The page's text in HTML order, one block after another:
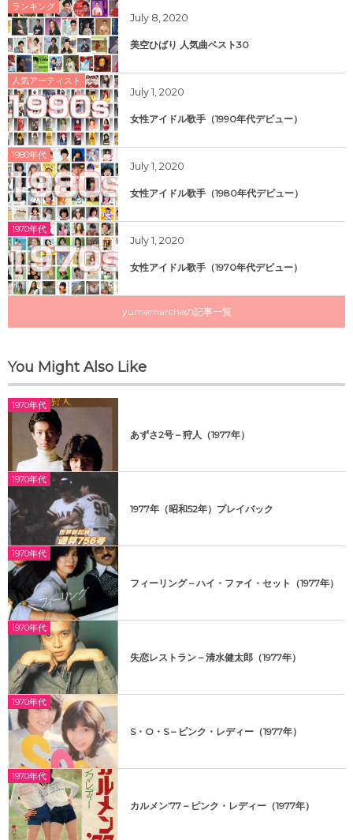
ランキング
July 8, 2020
美空ひばり 人気曲ベスト30
人気アーティスト
July 1, 2020
女性アイドル歌手（1990年代デビュー）
1980年代
July 1, 2020
女性アイドル歌手（1980年代デビュー）
1970年代
July 1, 2020
女性アイドル歌手（1970年代デビュー）
yumemarcheの記事一覧
You Might Also Like
1970年代
あずさ2号 – 狩人（1977年）
1970年代
1977年（昭和52年）プレイバック
1970年代
フィーリング – ハイ・ファイ・セット（1977年）
1970年代
失恋レストラン – 清水健太郎（1977年）
1970年代
S・O・S – ピンク・レディー（1977年）
1970年代
カルメン’77 – ピンク・レディー（1977年）